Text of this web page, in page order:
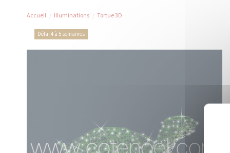
Accueil Illuminations Tortue 3D
Délai 4 à 5 semaines